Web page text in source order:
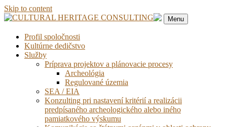
Skip to content
Menu
Profil spoločnosti
Kultúrne dedičstvo
Služby
Príprava projektov a plánovacie procesy
Archeológia
Regulované územia
SEA / EIA
Konzulting pri nastavení kritérií a realizácii
predpísaného archeologického alebo iného
pamiatkového výskumu